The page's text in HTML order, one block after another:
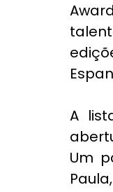
A
Um